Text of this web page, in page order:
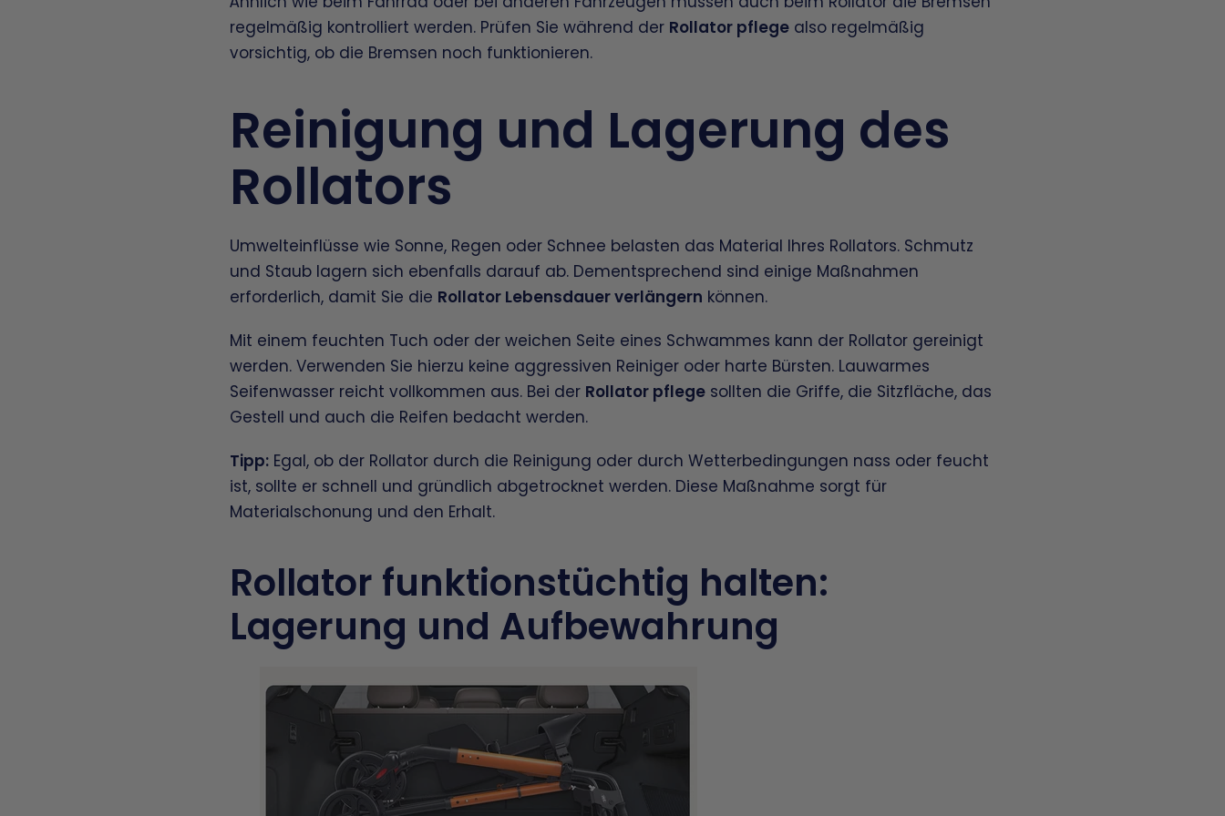
regelmäßig kontrolliert werden. Prüfen Sie während der Rollator pflege also regelmäßig
vorsichtig, ob die Bremsen noch funktionieren.
Reinigung und Lagerung des
Rollators
Umwelteinflüsse wie Sonne, Regen oder Schnee belasten das Material Ihres Rollators. Schmutz
und Staub lagern sich ebenfalls darauf ab. Dementsprechend sind einige Maßnahmen
erforderlich, damit Sie die Rollator Lebensdauer verlängern können.
Mit einem feuchten Tuch oder der weichen Seite eines Schwammes kann der Rollator gereinigt
werden. Verwenden Sie hierzu keine aggressiven Reiniger oder harte Bürsten. Lauwarmes
Seifenwasser reicht vollkommen aus. Bei der Rollator pflege sollten die Griffe, die Sitzfläche, das
Gestell und auch die Reifen bedacht werden.
Tipp: Egal, ob der Rollator durch die Reinigung oder durch Wetterbedingungen nass oder feucht
ist, sollte er schnell und gründlich abgetrocknet werden. Diese Maßnahme sorgt für
Materialschonung und den Erhalt.
Rollator funktionstüchtig halten:
Lagerung und Aufbewahrung